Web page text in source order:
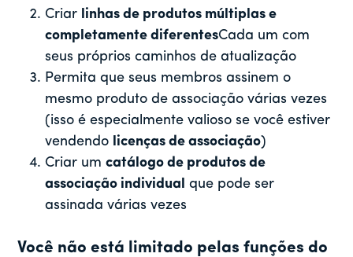
Criar linhas de produtos múltiplas e
completamente diferentesCada um com
seus próprios caminhos de atualização
Permita que seus membros assinem o
mesmo produto de associação várias vezes
(isso é especialmente valioso se você estiver
vendendo licenças de associação)
Criar umcatálogo de produtos de
associação individual que pode ser
assinada várias vezes
Você não está limitado pelas funções do